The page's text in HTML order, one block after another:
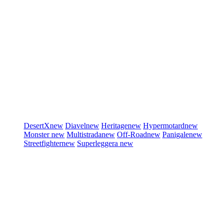
DesertXnew Diavelnew Heritagenew Hypermotardnew
Monsternew Multistradanew Off-Roadnew Panigalenew
Streetfighternew Superleggera new